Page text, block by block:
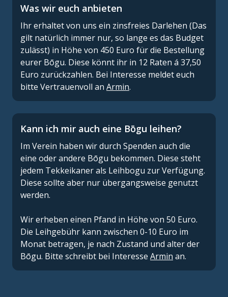
Was wir euch anbieten
Ihr erhaltet von uns ein zinsfreies Darlehen (Das
gilt natürlich immer nur, so lange es das Budget
zulässt) in Höhe von 450 Euro für die Bestellung
eurer Bōgu. Diese könnt ihr in 12 Raten á 37,50
Euro zurückzahlen. Bei Interesse meldet euch
bitte Vertrauenvoll an Armin.
Kann ich mir auch eine Bōgu leihen?
Im Verein haben wir durch Spenden auch die
eine oder andere Bōgu bekommen. Diese steht
jedem Tekkeikaner als Leihbogu zur Verfügung.
Diese sollte aber nur übergangsweise genutzt
werden.
Wir erheben einen Pfand in Höhe von 50 Euro.
Die Leihgebühr kann zwischen 0-10 Euro im
Monat betragen, je nach Zustand und alter der
Bōgu. Bitte schreibt bei Interesse Armin an.